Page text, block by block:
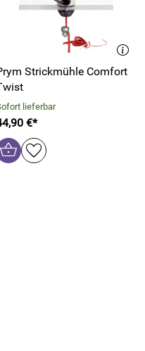
Strickmühle Comfort
lieferbar
€*